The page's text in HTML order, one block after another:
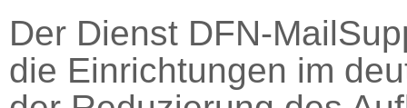
Der Dienst DFN-
die Einrichtungen im